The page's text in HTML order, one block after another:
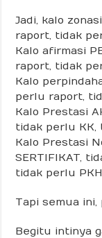
Jadi, kalo
raport, tidak
Kalo afirmasi
raport, tidak
Kalo
perlu raport,
Kalo Prestasi
tidak perlu
Kalo Prestasi
SERTIFIKAT,
tidak perlu
Tapi semua
Begitu intinya